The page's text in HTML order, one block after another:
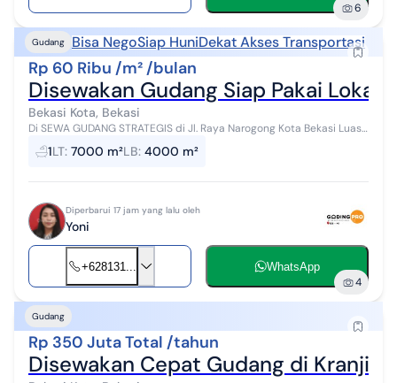
6
Gudang Bisa NegoSiap HuniDekat Akses Transportasi
Rp 60 Ribu /m² /bulan
Disewakan Gudang Siap Pakai
Bekasi Kota, Bekasi
Di SEWA GUDANG STRATEGIS di Jl. Raya Narogong Kota Bekasi Luas
tanah: 7000 m Luas Bengunan: 4000 m Status: SHM Tinggi Siling 9-
12 m Fasilitas: ...
1LT: 7000 m²LB: 4000 m²
Diperbarui 17 jam yang lalu oleh
Yoni
+628131... WhatsApp
4
Gudang
Rp 350 Juta Total /tahun
Disewakan Cepat Gudang di Kranji